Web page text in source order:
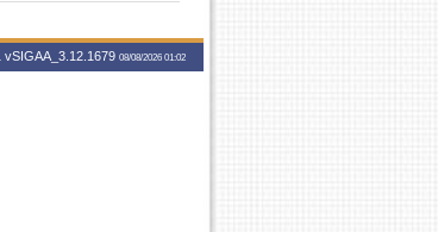
vSIGAA_3.12.1679 08/08/2026 01:02